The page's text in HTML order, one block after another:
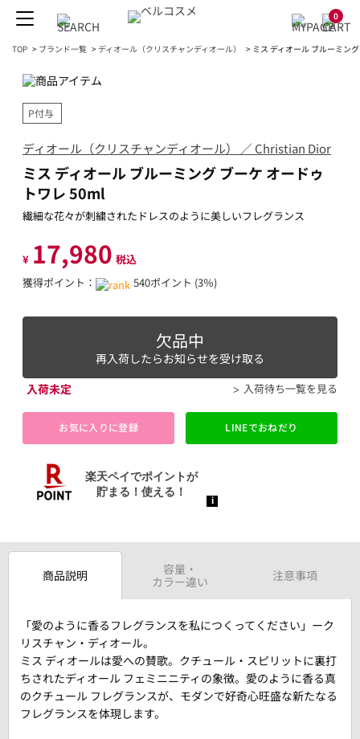
0
TOP > ブランド一覧 > ディオール（クリスチャンディオール） > ミス ディオール ブルーミン
P付与
ディオール（クリスチャンディオール） ／ Christian Dior
ミス ディオール ブルーミング ブーケ オードゥ
トワレ 50ml
繊細な花々が刺繍されたドレスのように美しいフレグランス
¥ 17,980 税込
獲得ポイント：
540ポイント (3％)
欠品中
再入荷したらお知らせを受け取る
入荷未定
入荷待ち一覧を見る
お気に入りに登録 LINEでおねだり
商品説明
容量・
カラー違い
注意事項
「愛のように香るフレグランスを私につくってください」ーク
リスチャン・ディオール。
ミス ディオールは愛への賛歌。クチュール・スピリットに裏打
ちされたディオール フェミニニティの象徴。愛のように香る真
のクチュール フレグランスが、モダンで好奇心旺盛な新たなる
フレグランスを体現します。